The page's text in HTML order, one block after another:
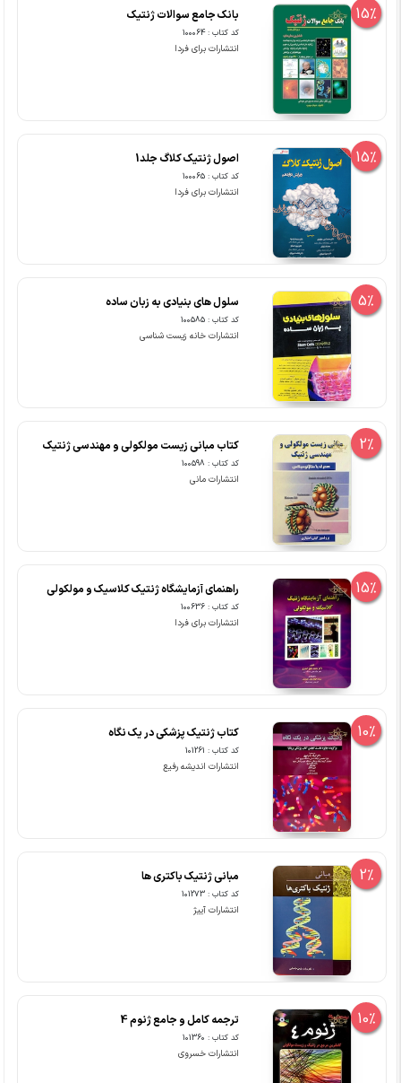
15% بانک جامع سوالات ژنتیک
کد کتاب : 100064
انتشارات برای فردا
15% اصول ژنتیک کلاگ جلد1
کد کتاب : 100065
انتشارات برای فردا
5% سلول های بنیادی به زبان ساده
کد کتاب : 100585
انتشارات خانه زیست شناسی
2% کتاب مبانی زیست مولکولی و مهندسی ژنتیک
کد کتاب : 100598
انتشارات مانی
15% راهنمای آزمایشگاه ژنتیک کلاسیک و مولکولی
کد کتاب : 100636
انتشارات برای فردا
10% کتاب ژنتیک پزشکی در یک نگاه
کد کتاب : 101261
انتشارات اندیشه رفیع
2% مبانی ژنتیک باکتری ها
کد کتاب : 101273
انتشارات آییژ
10% ترجمه کامل و جامع ژنوم 4
کد کتاب : 101360
انتشارات خسروی